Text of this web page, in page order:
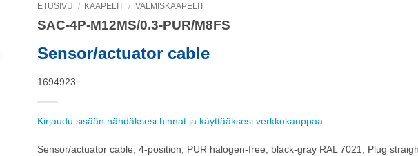
ETUSIVU / KAAPELIT / VALMISKAAPELIT
SAC-4P-M12MS/0.3-PUR/M8FS
Sensor/actuator cable
1694923
Kirjaudu sisään nähdäksesi hinnat ja käyttääksesi verkkokauppaa
Sensor/actuator cable, 4-position, PUR halogen-free, black-gray RAL 7021, Plug